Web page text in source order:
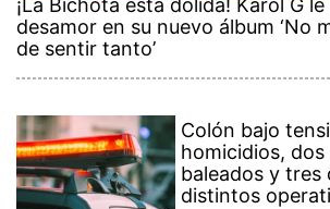
desamor en su nuevo álbum ‘No
de sentir tanto’
Colón bajo
homicidios,
baleados y tres
distintos